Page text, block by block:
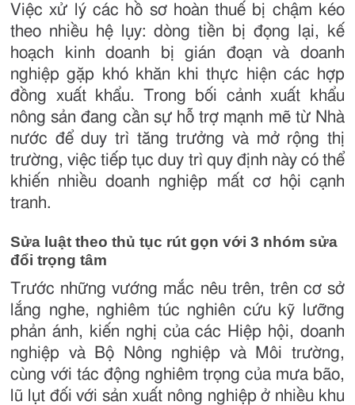
Việc xử lý các hồ sơ hoàn thuế bị chậm kéo
theo nhiều hệ lụy: dòng tiền bị đọng lại, kế
hoạch kinh doanh bị gián đoạn và doanh
nghiệp gặp khó khăn khi thực hiện các hợp
đồng xuất khẩu. Trong bối cảnh xuất khẩu
nông sản đang cần sự hỗ trợ mạnh mẽ từ Nhà
nước để duy trì tăng trưởng và mở rộng thị
trường, việc tiếp tục duy trì quy định này có thể
khiến nhiều doanh nghiệp mất cơ hội cạnh
tranh.
Sửa luật theo thủ tục rút gọn với 3 nhóm sửa
đổi trọng tâm
Trước những vướng mắc nêu trên, trên cơ sở
lắng nghe, nghiêm túc nghiên cứu kỹ lưỡng
phản ánh, kiến nghị của các Hiệp hội, doanh
nghiệp và Bộ Nông nghiệp và Môi trường,
cùng với tác động nghiêm trọng của mưa bão,
lũ lụt đối với sản xuất nông nghiệp ở nhiều khu